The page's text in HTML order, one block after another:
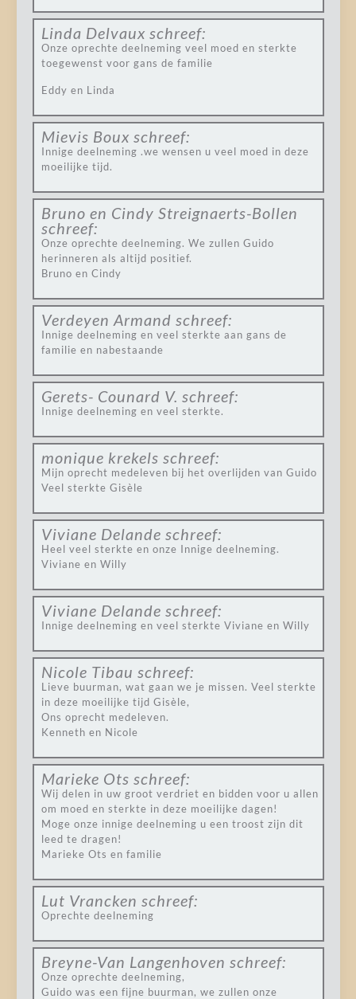
Linda Delvaux schreef:
Onze oprechte deelneming veel moed en sterkte
toegewenst voor gans de familie
Eddy en Linda
Mievis Boux schreef:
Innige deelneming .we wensen u veel moed in deze
moeilijke tijd.
Bruno en Cindy Streignaerts-Bollen
schreef:
Onze oprechte deelneming. We zullen Guido
herinneren als altijd positief.
Bruno en Cindy
Verdeyen Armand schreef:
Innige deelneming en veel sterkte aan gans de
familie en nabestaande
Gerets- Counard V. schreef:
Innige deelneming en veel sterkte.
monique krekels schreef:
Mijn oprecht medeleven bij het overlijden van Guido
Veel sterkte Gisèle
Viviane Delande schreef:
Heel veel sterkte en onze Innige deelneming.
Viviane en Willy
Viviane Delande schreef:
Innige deelneming en veel sterkte Viviane en Willy
Nicole Tibau schreef:
Lieve buurman, wat gaan we je missen. Veel sterkte
in deze moeilijke tijd Gisèle,
Ons oprecht medeleven.
Kenneth en Nicole
Marieke Ots schreef:
Wij delen in uw groot verdriet en bidden voor u allen
om moed en sterkte in deze moeilijke dagen!
Moge onze innige deelneming u een troost zijn dit
leed te dragen!
Marieke Ots en familie
Lut Vrancken schreef:
Oprechte deelneming
Breyne-Van Langenhoven schreef:
Onze oprechte deelneming,
Guido was een fijne buurman, we zullen onze